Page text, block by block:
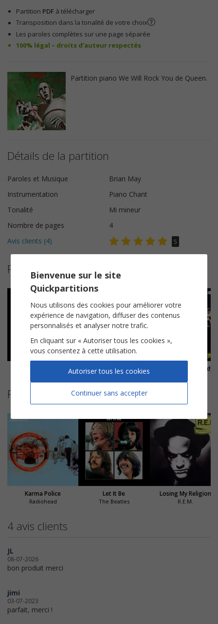
Partition PDF à télécharger
Transposition dans la tonalité de votre choix
Les paroles complètes sur une page séparée
100% légal – droits d’auteur respectés
Partition piano We Will Rock You de Queen.
Détails de la partition
Paroles et Musique
Brian May
Instrumentation
Piano Chant
Tonalité
Mi mineur
Nombre de pages
4
Avis clients (4) 5
Plus de partitions de Queen
We Are The Champions Bohemian Rhapsody
Partitions suggérées
Karma Police
Radiohead
Let It Be
The Beatles
Losing My Religion
R.E.M.
4 avis clients
JL
08-07-2026
bon produit merci
jimi
03-07-2023
parfait, merci !
Bienvenue sur le site
Quickpartitions
Nous utilisons des cookies pour améliorer votre
expérience de navigation, diffuser des contenus
personnalisés et analyser notre trafic.
En cliquant sur « Autoriser tous les cookies »,
vous consentez à cette utilisation.
Continuer sans accepter
Autoriser tous les cookies